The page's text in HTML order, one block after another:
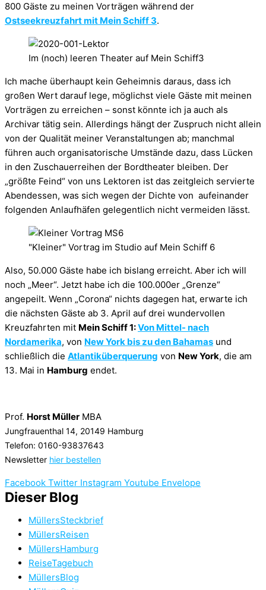
800 Gäste zu meinen Vorträgen während der
Ostseekreuzfahrt mit Mein Schiff 3.
Im (noch) leeren Theater auf Mein Schiff3
Ich mache überhaupt kein Geheimnis daraus, dass ich
großen Wert darauf lege, möglichst viele Gäste mit meinen
Vorträgen zu erreichen – sonst könnte ich ja auch als
Archivar tätig sein. Allerdings hängt der Zuspruch nicht allein
von der Qualität meiner Veranstaltungen ab; manchmal
führen auch organisatorische Umstände dazu, dass Lücken
in den Zuschauerreihen der Bordtheater bleiben. Der
„größte Feind“ von uns Lektoren ist das zeitgleich servierte
Abendessen, was sich wegen der Dichte von aufeinander
folgenden Anlaufhäfen gelegentlich nicht vermeiden lässt.
"Kleiner" Vortrag im Studio auf Mein Schiff 6
Also, 50.000 Gäste habe ich bislang erreicht. Aber ich will
noch „Meer“. Jetzt habe ich die 100.000er „Grenze“
angepeilt. Wenn „Corona“ nichts dagegen hat, erwarte ich
die nächsten Gäste ab 3. April auf drei wundervollen
Kreuzfahrten mit Mein Schiff 1:Von Mittel- nach
Nordamerika, von New York bis zu den Bahamas und
schließlich die Atlantiküberquerung von New York, die am
13. Mai in Hamburg endet.
Prof. Horst Müller MBA
Jungfrauenthal 14, 20149 Hamburg
Telefon: 0160-93837643
Newsletter hier bestellen
Facebook Twitter Instagram Youtube Envelope
Dieser Blog
MüllersSteckbrief
MüllersReisen
MüllersHamburg
ReiseTagebuch
MüllersBlog